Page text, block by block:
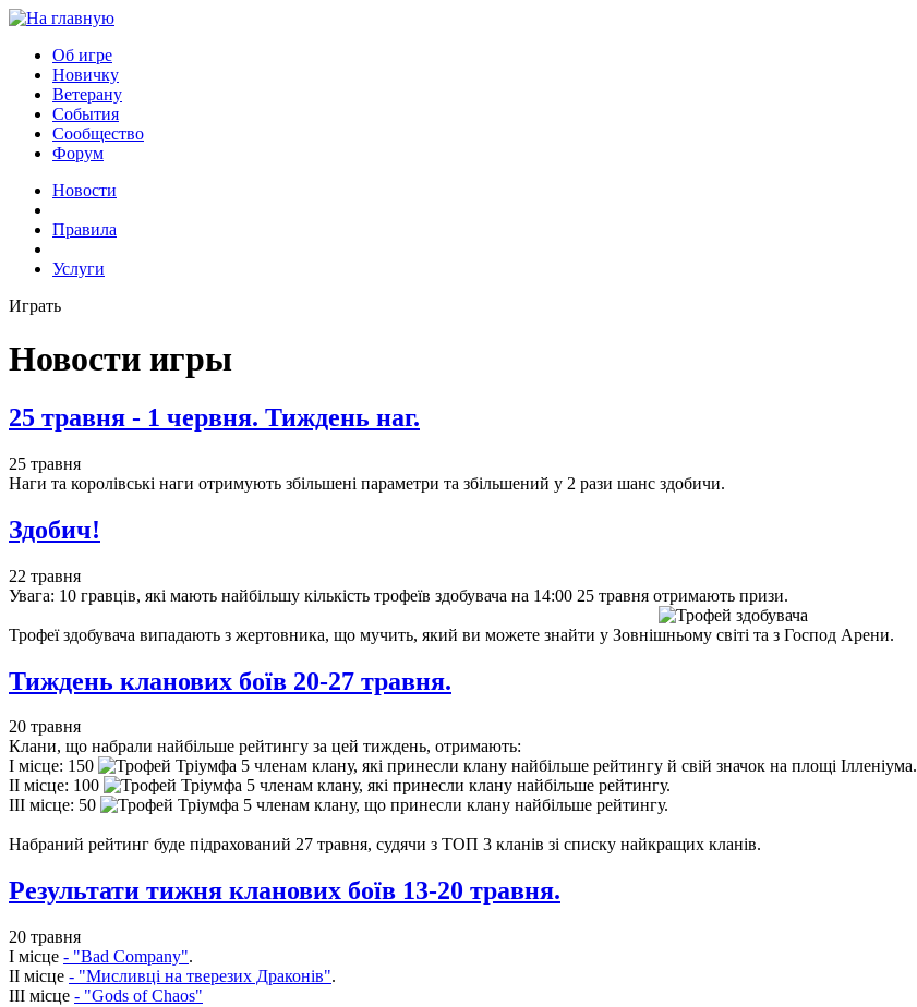
Об игре
Новичку
Ветерану
События
Сообщество
Форум
Новости
Правила
Услуги
Играть
Новости игры
25 травня - 1 червня. Тиждень наг.
25 травня
Наги та королівські наги отримують збільшені параметри та збільшений у 2 рази шанс здобичи.
Здобич!
22 травня
Увага: 10 гравців, які мають найбільшу кількість трофеїв здобувача на 14:00 25 травня отримають призи.
Трофеї здобувача випадають з жертовника, що мучить, який ви можете знайти у Зовнішньому світі та з Господ Арени.
Тиждень кланових боїв 20-27 травня.
20 травня
Клани, що набрали найбільше рейтингу за цей тиждень, отримають:
I місце: 150
5 членам клану, які принесли клану найбільше рейтингу й свій значок на площі Ілленіума.
ІІ місце: 100
5 членам клану, які принесли клану найбільше рейтингу.
ІІІ місце: 50
5 членам клану, що принесли клану найбільше рейтингу.
Набраний рейтинг буде підрахований 27 травня, судячи з ТОП 3 кланів зі списку найкращих кланів.
Результати тижня кланових боїв 13-20 травня.
20 травня
I місце - "Bad Company".
II місце - "Мисливці на тверезих Драконів".
III місце - "Gods of Chaos"